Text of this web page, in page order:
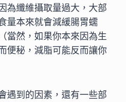
為纖維攝取量過大，大部
量本來就會減緩腸胃蠕
當然，如果你本來因為生
便秘，減脂可能反而讓你
遇到的因素，還有一些部